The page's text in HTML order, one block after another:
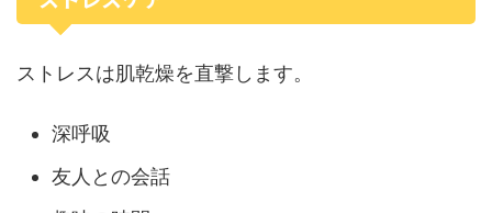
ストレスは肌乾燥を直撃します。
深呼吸
友人との会話